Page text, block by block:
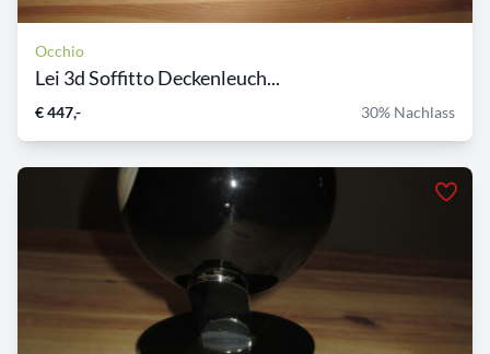
Occhio
Lei 3d Soffitto Deckenleuch...
€ 447,- 30% Nachlass